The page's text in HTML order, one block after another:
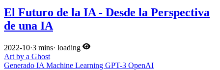
El Futuro de la IA - Desde la Perspectiva
de una IA
2022-10·3 mins· loading
Art by a Ghost
Generado IA Machine Learning GPT-3 OpenAI